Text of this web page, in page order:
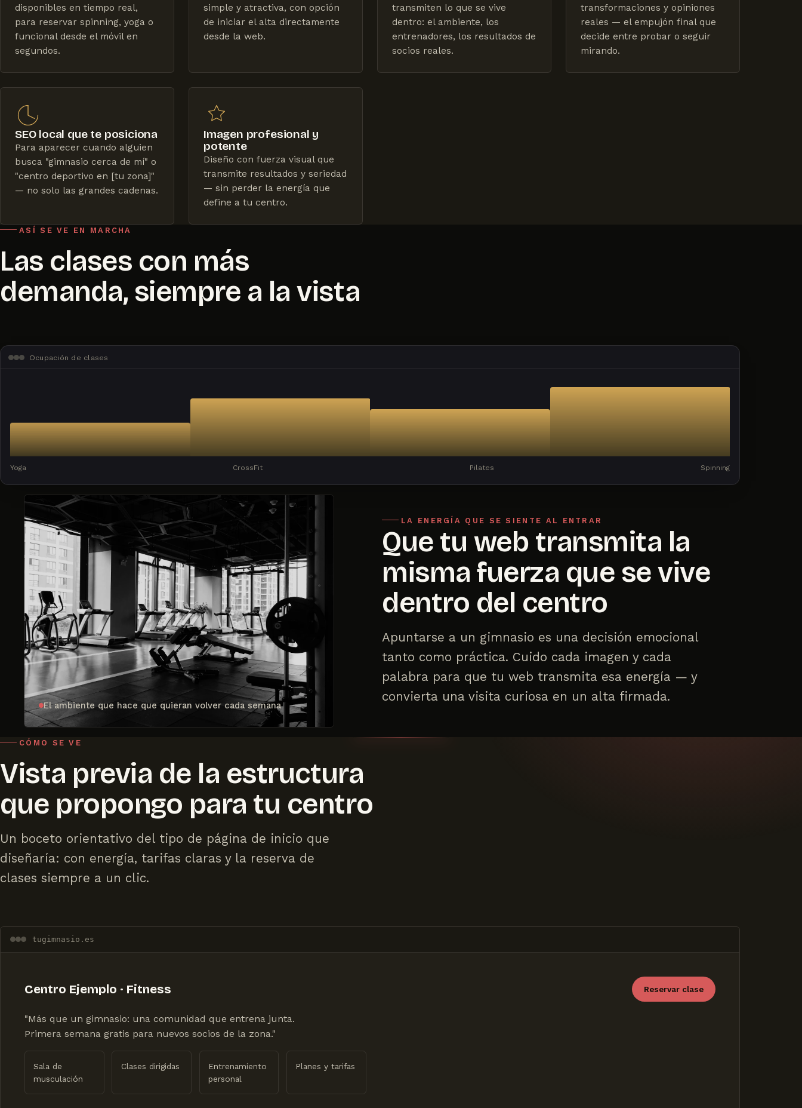
disponibles en tiempo real,
para reservar spinning, yoga o
funcional desde el móvil en
segundos.
simple y atractiva, con opción
de iniciar el alta directamente
desde la web.
transmiten lo que se vive
dentro: el ambiente, los
entrenadores, los resultados de
socios reales.
transformaciones y opiniones
reales — el empujón final que
decide entre probar o seguir
mirando.
SEO local que te posiciona
Para aparecer cuando alguien
busca "gimnasio cerca de mí" o
"centro deportivo en [tu zona]"
— no solo las grandes cadenas.
Imagen profesional y
potente
Diseño con fuerza visual que
transmite resultados y seriedad
— sin perder la energía que
define a tu centro.
ASÍ SE VE EN MARCHA
Las clases con más
demanda, siempre a la vista
Ocupación de clases
Yoga CrossFit Pilates Spinning
El ambiente que hace que quieran volver cada semana
LA ENERGÍA QUE SE SIENTE AL ENTRAR
Que tu web transmita la
misma fuerza que se vive
dentro del centro
Apuntarse a un gimnasio es una decisión emocional
tanto como práctica. Cuido cada imagen y cada
palabra para que tu web transmita esa energía — y
convierta una visita curiosa en un alta firmada.
CÓMO SE VE
Vista previa de la estructura
que propongo para tu centro
Un boceto orientativo del tipo de página de inicio que
diseñaría: con energía, tarifas claras y la reserva de
clases siempre a un clic.
tugimnasio.es
Centro Ejemplo · Fitness Reservar clase
"Más que un gimnasio: una comunidad que entrena junta.
Primera semana gratis para nuevos socios de la zona."
Sala de
musculación
Clases dirigidas
Entrenamiento
personal
Planes y tarifas